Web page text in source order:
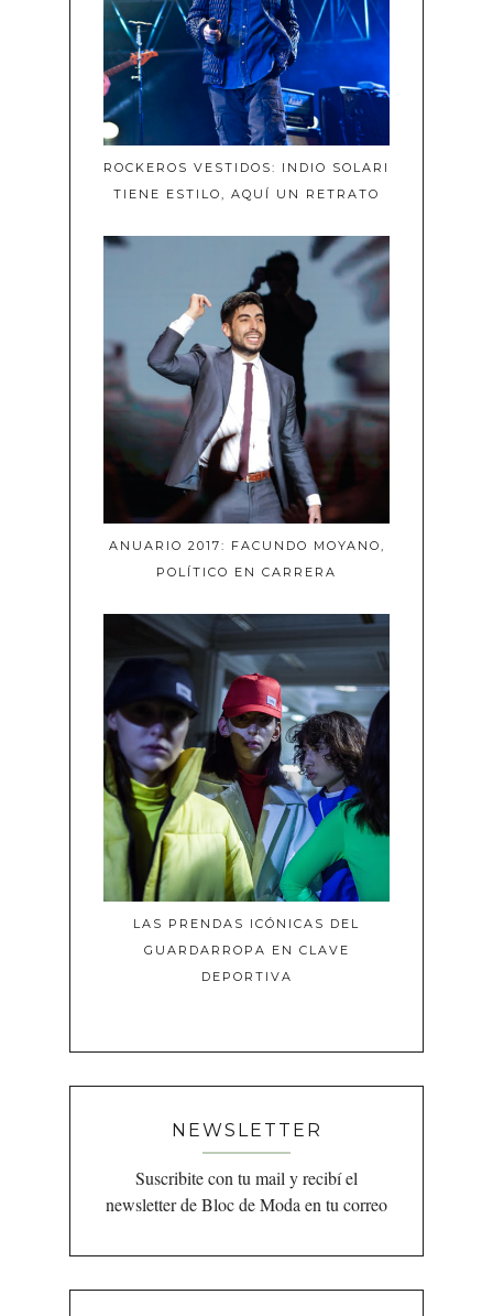
ROCKEROS VESTIDOS: INDIO SOLARI
TIENE ESTILO, AQUÍ UN RETRATO
ANUARIO 2017: FACUNDO MOYANO,
POLÍTICO EN CARRERA
LAS PRENDAS ICÓNICAS DEL
GUARDARROPA EN CLAVE
DEPORTIVA
NEWSLETTER
Suscribite con tu mail y recibí el
newsletter de Bloc de Moda en tu correo